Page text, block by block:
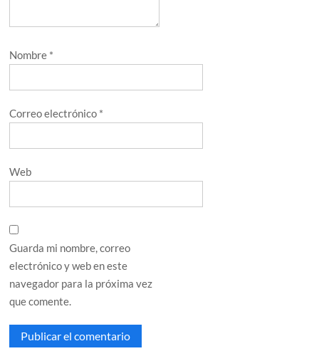
Nombre *
Correo electrónico *
Web
Guarda mi nombre, correo
electrónico y web en este
navegador para la próxima vez
que comente.